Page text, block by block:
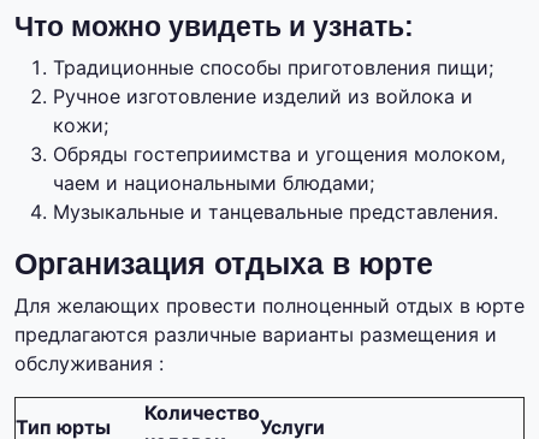
Что можно увидеть и узнать:
Традиционные способы приготовления пищи;
Ручное изготовление изделий из войлока и
кожи;
Обряды гостеприимства и угощения молоком,
чаем и национальными блюдами;
Музыкальные и танцевальные представления.
Организация отдыха в юрте
Для желающих провести полноценный отдых в юрте
предлагаются различные варианты размещения и
обслуживания :
Тип юрты
Количество
Услуги